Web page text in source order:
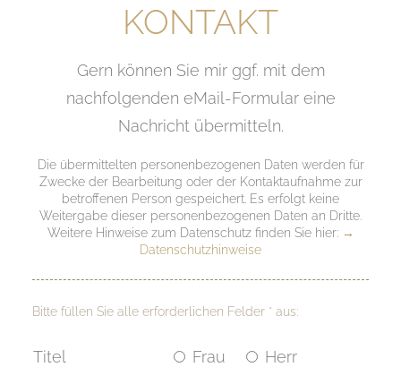
KONTAKT
Gern können Sie mir ggf. mit dem
nachfolgenden eMail-Formular eine
Nachricht übermitteln.
Die übermittelten personenbezogenen Daten werden für
Zwecke der Bearbeitung oder der Kontaktaufnahme zur
betroffenen Person gespeichert. Es erfolgt keine
Weitergabe dieser personenbezogenen Daten an Dritte.
Weitere Hinweise zum Datenschutz finden Sie hier: →
Datenschutzhinweise
Bitte füllen Sie alle erforderlichen Felder * aus:
Titel Frau
Herr